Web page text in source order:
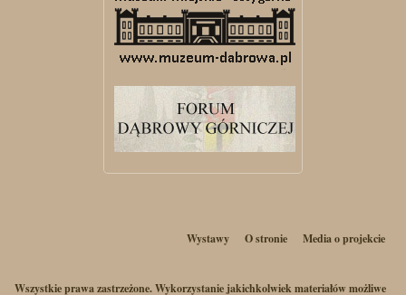
Wystawy O stronie Media o projekcie
Wszystkie prawa zastrzeżone. Wykorzystanie jakichkolwiek materiałów możliwe